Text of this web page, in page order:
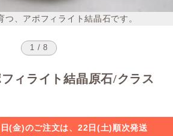
つ、アポフィライト結晶石です。
1 / 8
ィライト結晶原石/クラス
(金)のご注文は、22日(土)順次発送